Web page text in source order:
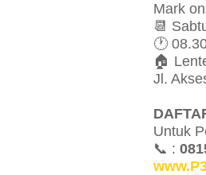
Mark
📆
🕐
🏠
Jl.
Untuk
📞 :